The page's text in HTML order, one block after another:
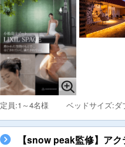
定員:1～4名様 ベッドサイズ:
【snow peak監修】ア